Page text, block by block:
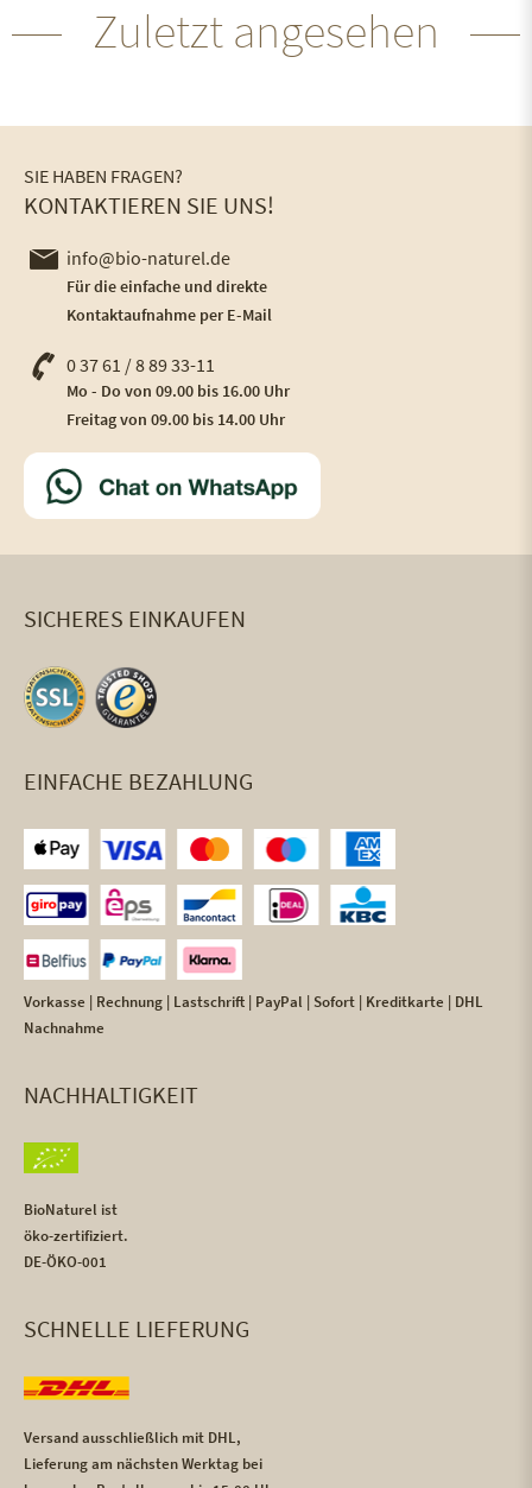
Zuletzt angesehen
SIE HABEN FRAGEN?
KONTAKTIEREN SIE UNS!
info@bio-naturel.de
Für die einfache und direkte
Kontaktaufnahme per E-Mail
0 37 61 / 8 89 33-11
Mo - Do von 09.00 bis 16.00 Uhr
Freitag von 09.00 bis 14.00 Uhr
SICHERES EINKAUFEN
EINFACHE BEZAHLUNG
Vorkasse | Rechnung | Lastschrift | PayPal | Sofort | Kreditkarte | DHL
Nachnahme
NACHHALTIGKEIT
BioNaturel ist
öko-zertifiziert.
DE-ÖKO-001
SCHNELLE LIEFERUNG
Versand ausschließlich mit DHL,
Lieferung am nächsten Werktag bei